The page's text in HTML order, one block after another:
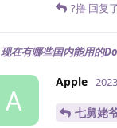
?撸 回复
现在有哪些国内能用的
A
Apple
七舅姥